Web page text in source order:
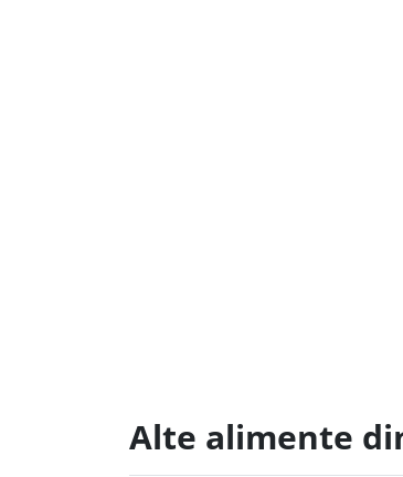
Alte alimente